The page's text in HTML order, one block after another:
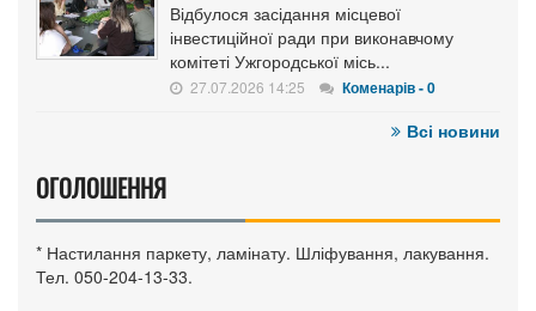
Відбулося засідання місцевої
інвестиційної ради при виконавчому
комітеті Ужгородської місь...
27.07.2026 14:25 Коменарів - 0
Всі новини
ОГОЛОШЕННЯ
* Настилання паркету, ламінату. Шліфування, лакування.
Тел. 050-204-13-33.